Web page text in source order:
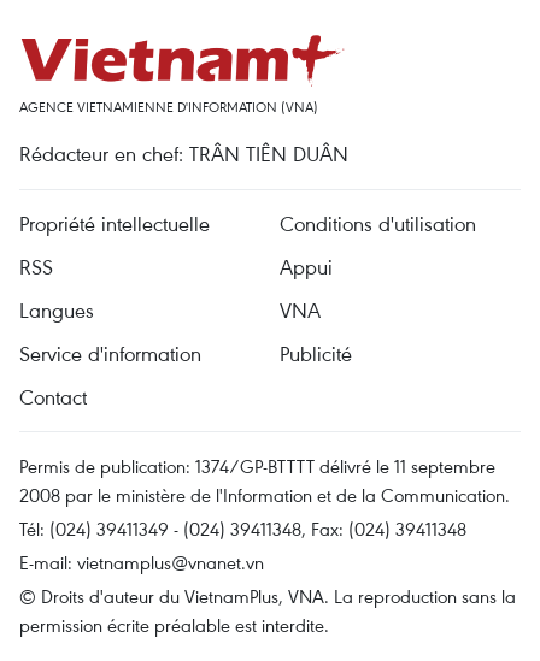
AGENCE VIETNAMIENNE D'INFORMATION (VNA)
Rédacteur en chef: TRÂN TIÊN DUÂN
Propriété intellectuelle
Conditions d'utilisation
RSS
Appui
Langues
VNA
Service d'information
Publicité
Contact
Permis de publication: 1374/GP-BTTTT délivré le 11 septembre
2008 par le ministère de l'Information et de la Communication.
Tél: (024) 39411349 - (024) 39411348, Fax: (024) 39411348
E-mail: vietnamplus@vnanet.vn
© Droits d'auteur du VietnamPlus, VNA. La reproduction sans la
permission écrite préalable est interdite.